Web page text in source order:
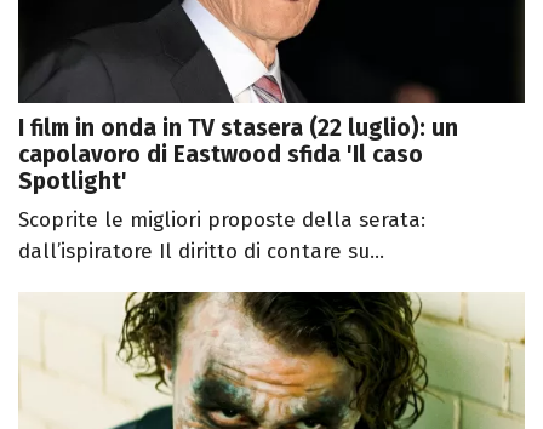
I film in onda in TV stasera (22 luglio): un
capolavoro di Eastwood sfida 'Il caso
Spotlight'
Scoprite le migliori proposte della serata:
dall’ispiratore Il diritto di contare su...